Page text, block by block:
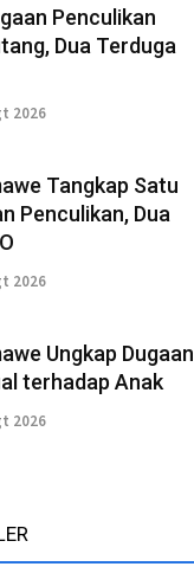
Penculikan
Dua Terduga
2026
Tangkap Satu
Penculikan, Dua
2026
Ungkap Dugaan
terhadap Anak
2026